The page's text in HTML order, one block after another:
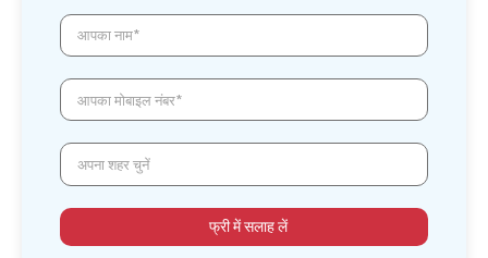
आपका नाम*
आपका मोबाइल नंबर*
अपना शहर चुनें
फ्री में सलाह लें